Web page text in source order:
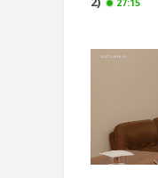
27:15